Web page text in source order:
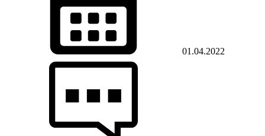
01.04.2022